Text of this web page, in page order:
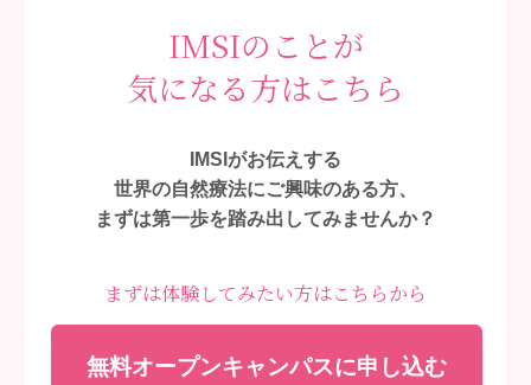
IMSIのことが
気になる方はこちら
IMSIがお伝えする
世界の自然療法にご興味のある方、
まずは第一歩を踏み出してみませんか？
まずは体験してみたい方はこちらから
無料オープンキャンパスに申し込む